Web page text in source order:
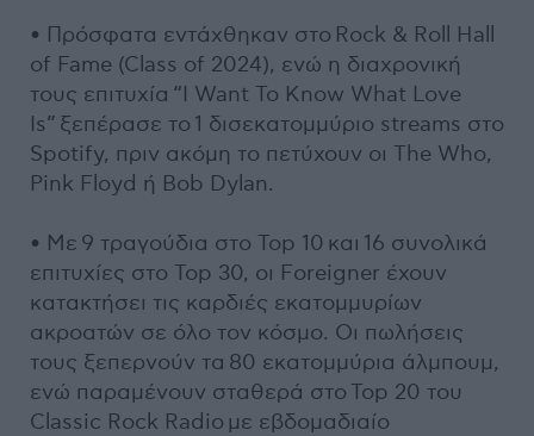
• Πρόσφατα εντάχθηκαν στο Rock & Roll Hall
of Fame (Class of 2024), ενώ η διαχρονική
τους επιτυχία “I Want To Know What Love
Is” ξεπέρασε το 1 δισεκατομμύριο streams στο
Spotify, πριν ακόμη το πετύχουν οι The Who,
Pink Floyd ή Bob Dylan.
• Με 9 τραγούδια στο Top 10 και 16 συνολικά
επιτυχίες στο Top 30, οι Foreigner έχουν
κατακτήσει τις καρδιές εκατομμυρίων
ακροατών σε όλο τον κόσμο. Οι πωλήσεις
τους ξεπερνούν τα 80 εκατομμύρια άλμπουμ,
ενώ παραμένουν σταθερά στο Top 20 του
Classic Rock Radio με εβδομαδιαίο